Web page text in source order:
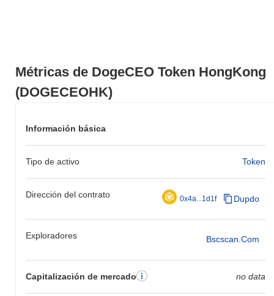
Métricas de DogeCEO Token HongKong
(DOGECEOHK)
Información básica
Tipo de activo Token
Dirección del contrato 0x4a...1d1f Dupdo
Exploradores Bscscan.com
Capitalización de mercado no data